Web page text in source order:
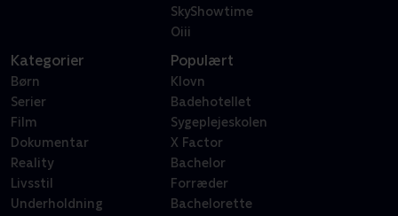
SkyShowtime
Oiii
Kategorier
Børn
Serier
Film
Dokumentar
Reality
Livsstil
Underholdning
Populært
Klovn
Badehotellet
Sygeplejeskolen
X Factor
Bachelor
Forræder
Bachelorette